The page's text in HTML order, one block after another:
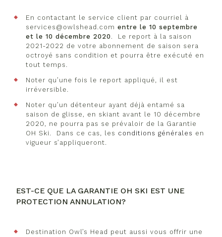
En contactant le service client par courriel à
services@owlshead.com entre le 10 septembre
et le 10 décembre 2020 . Le report à la saison
2021-2022 de votre abonnement de saison sera
octroyé sans condition et pourra être exécuté en
tout temps.
Noter qu’une fois le report appliqué, il est
irréversible.
Noter qu’un détenteur ayant déjà entamé sa
saison de glisse, en skiant avant le 10 décembre
2020, ne pourra pas se prévaloir de la Garantie
OH Ski. Dans ce cas, les conditions générales en
vigueur s’appliqueront.
EST-CE QUE LA GARANTIE OH SKI EST UNE
PROTECTION ANNULATION?
Destination Owl’s Head peut aussi vous offrir une